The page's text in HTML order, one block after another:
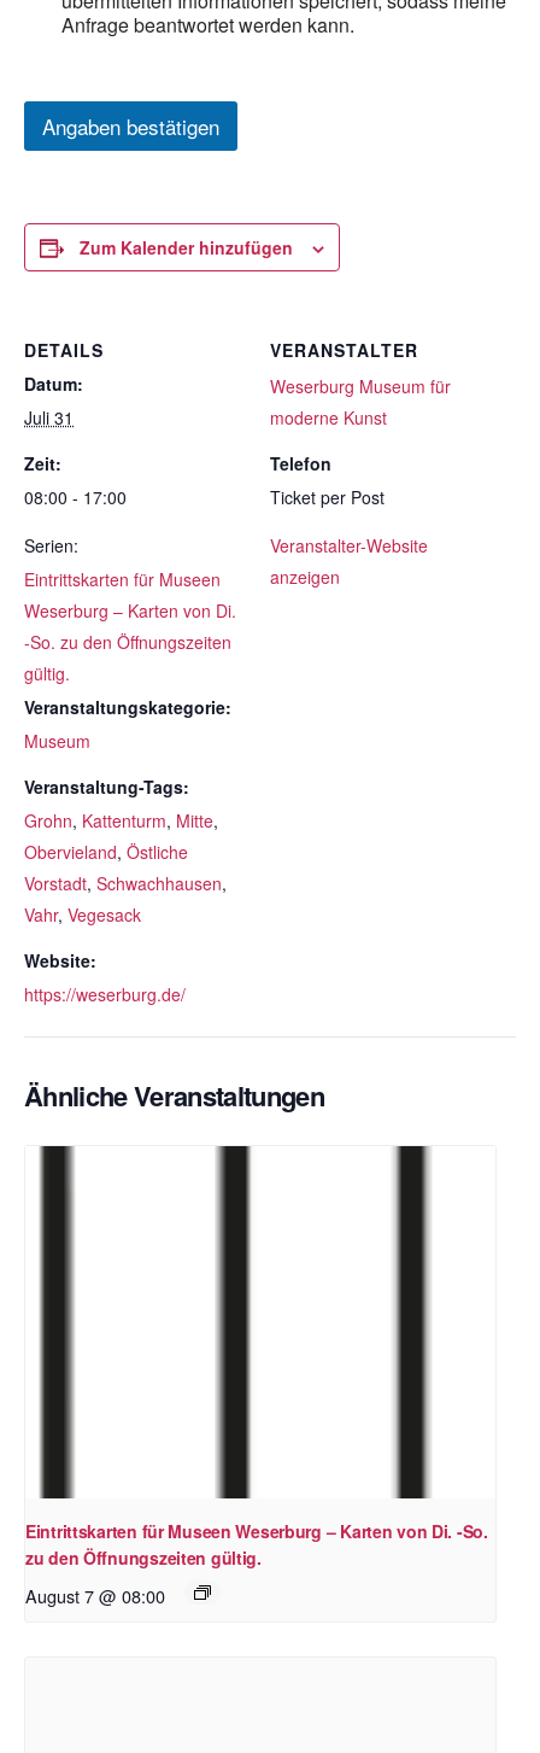
Anfrage beantwortet werden kann.
Angaben bestätigen
Zum Kalender hinzufügen
DETAILS
Datum:
Juli 31
Zeit:
08:00 - 17:00
Serien:
Eintrittskarten für Museen
Weserburg – Karten von Di.
-So. zu den Öffnungszeiten
gültig.
Veranstaltungskategorie:
Museum
Veranstaltung-Tags:
Grohn, Kattenturm, Mitte,
Obervieland, Östliche
Vorstadt, Schwachhausen,
Vahr, Vegesack
Website:
https://weserburg.de/
VERANSTALTER
Weserburg Museum für
moderne Kunst
Telefon
Ticket per Post
Veranstalter-Website
anzeigen
Ähnliche Veranstaltungen
Eintrittskarten für Museen Weserburg – Karten von Di. -So.
zu den Öffnungszeiten gültig.
August 7 @ 08:00